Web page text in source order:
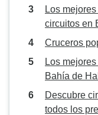
Los
circuitos en
Cruceros
Los
Bahía de
Descubre
todos los